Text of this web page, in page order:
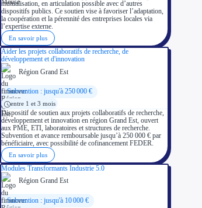
mutualisation, en articulation possible avec d’autres
dispositifs publics. Ce soutien vise à favoriser l’adaptation,
la coopération et la pérennité des entreprises locales via
l’expertise externe.
En savoir plus
Aider les projets collaboratifs de recherche, de
développement et d'innovation
Région Grand Est
Subvention : jusqu'à 250 000 €
entre 1 et 3 mois
Dispositif de soutien aux projets collaboratifs de recherche,
développement et innovation en région Grand Est, ouvert
aux PME, ETI, laboratoires et structures de recherche.
Subvention et avance remboursable jusqu’à 250 000 € par
bénéficiaire, avec possibilité de cofinancement FEDER.
En savoir plus
Modules Transformants Industrie 5.0
Région Grand Est
Subvention : jusqu'à 10 000 €